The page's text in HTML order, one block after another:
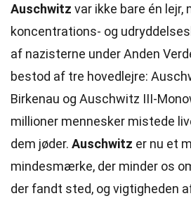
Auschwitz var ikke bare én
koncentrations- og
af nazisterne under Anden
bestod af tre hovedlejre:
Birkenau og Auschwitz III-
millioner mennesker mistede
dem jøder. Auschwitz er nu et
mindesmærke, der minder os
der fandt sted, og vigtigheden